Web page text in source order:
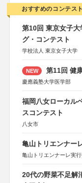
おすすめのコンテスト
第10回 東京女子
グ・コンテスト
学校法人 東京女子大学
NEW 第11回 健
慶應義塾大学医学部
福岡八女ローカル
スコンテスト
八女市
亀山トリエンナー
亀山トリエンナーレ実
20代の野菜不足解